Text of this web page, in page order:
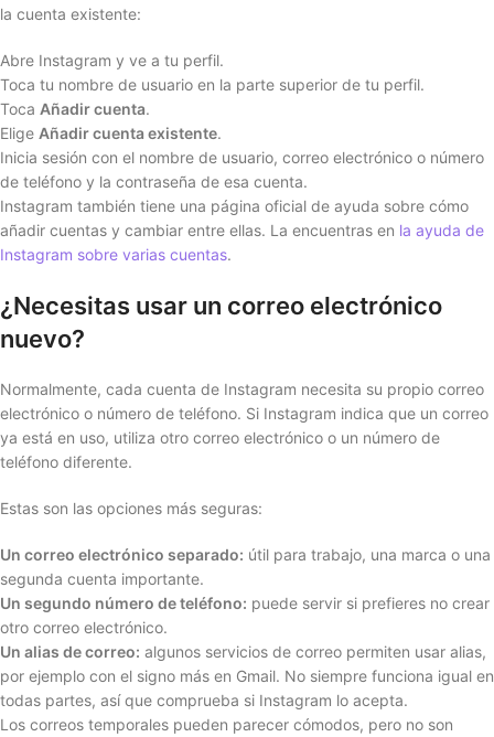
la cuenta existente:
Abre Instagram y ve a tu perfil.
Toca tu nombre de usuario en la parte superior de tu perfil.
Toca Añadir cuenta.
Elige Añadir cuenta existente.
Inicia sesión con el nombre de usuario, correo electrónico o número
de teléfono y la contraseña de esa cuenta.
Instagram también tiene una página oficial de ayuda sobre cómo
añadir cuentas y cambiar entre ellas. La encuentras en la ayuda de
Instagram sobre varias cuentas.
¿Necesitas usar un correo electrónico
nuevo?
Normalmente, cada cuenta de Instagram necesita su propio correo
electrónico o número de teléfono. Si Instagram indica que un correo
ya está en uso, utiliza otro correo electrónico o un número de
teléfono diferente.
Estas son las opciones más seguras:
Un correo electrónico separado: útil para trabajo, una marca o una
segunda cuenta importante.
Un segundo número de teléfono: puede servir si prefieres no crear
otro correo electrónico.
Un alias de correo: algunos servicios de correo permiten usar alias,
por ejemplo con el signo más en Gmail. No siempre funciona igual en
todas partes, así que comprueba si Instagram lo acepta.
Los correos temporales pueden parecer cómodos, pero no son